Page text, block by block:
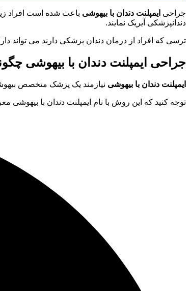
جراحی ایمپلنت دندان با بیهوشی باعث شده است افراد
دندانپزشکی آیریک نمایند.
ترسی که افراد از درمان دندان پزشکی دارند می تواند
جراحی ایمپلنت دندان با بیهوشی
ایمپلنت دندان با بیهوشی نیازمند یک پزشک متخصص
توجه کنید که این روش با نام ایمپلنت دندان با